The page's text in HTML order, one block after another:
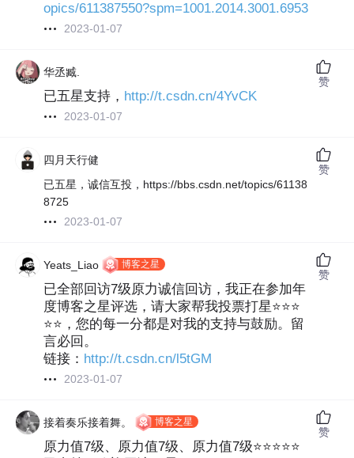
opics/611387550?spm=1001.2014.3001.6953
2023-01-07
华丞臧.
已五星支持， http://t.csdn.cn/4YvCK
2023-01-07
赞
四月天行健
已五星，诚信互投，https://bbs.csdn.net/topics/61138
8725
2023-01-07
赞
Yeats_Liao 博客之星
已全部回访7级原力诚信回访，我正在参加年
度博客之星评选，请大家帮我投票打星⭐⭐⭐
⭐⭐，您的每一分都是对我的支持与鼓励。留
言必回。
链接： http://t.csdn.cn/l5tGM
2023-01-07
赞
接着奏乐接着舞。 博客之星
原力值7级、原力值7级、原力值7级⭐⭐⭐⭐⭐
赞